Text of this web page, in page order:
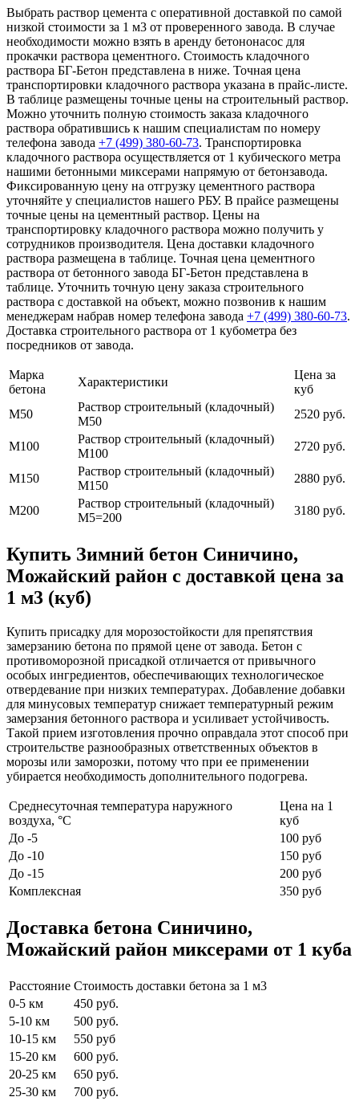
Выбрать раствор цемента с оперативной доставкой по самой
низкой стоимости за 1 м3 от проверенного завода. В случае
необходимости можно взять в аренду бетононасос для
прокачки раствора цементного. Стоимость кладочного
раствора БГ-Бетон представлена в ниже. Точная цена
транспортировки кладочного раствора указана в прайс-листе.
В таблице размещены точные цены на строительный раствор.
Можно уточнить полную стоимость заказа кладочного
раствора обратившись к нашим специалистам по номеру
телефона завода +7 (499) 380-60-73. Транспортировка
кладочного раствора осуществляется от 1 кубического метра
нашими бетонными миксерами напрямую от бетонзавода.
Фиксированную цену на отгрузку цементного раствора
уточняйте у специалистов нашего РБУ. В прайсе размещены
точные цены на цементный раствор. Цены на
транспортировку кладочного раствора можно получить у
сотрудников производителя. Цена доставки кладочного
раствора размещена в таблице. Точная цена цементного
раствора от бетонного завода БГ-Бетон представлена в
таблице. Уточнить точную цену заказа строительного
раствора с доставкой на объект, можно позвонив к нашим
менеджерам набрав номер телефона завода +7 (499) 380-60-73.
Доставка строительного раствора от 1 кубометра без
посредников от завода.
Марка
бетона
Характеристики
Цена за
куб
М50
Раствор строительный (кладочный)
М50
2520 руб.
М100
Раствор строительный (кладочный)
М100
2720 руб.
М150
Раствор строительный (кладочный)
М150
2880 руб.
М200
Раствор строительный (кладочный)
М5=200
3180 руб.
Купить Зимний бетон Синичино,
Можайский район с доставкой цена за
1 м3 (куб)
Купить присадку для морозостойкости для препятствия
замерзанию бетона по прямой цене от завода. Бетон с
противоморозной присадкой отличается от привычного
особых ингредиентов, обеспечивающих технологическое
отвердевание при низких температурах. Добавление добавки
для минусовых температур снижает температурный режим
замерзания бетонного раствора и усиливает устойчивость.
Такой прием изготовления прочно оправдала этот способ при
строительстве разнообразных ответственных объектов в
морозы или заморозки, потому что при ее применении
убирается необходимость дополнительного подогрева.
Среднесуточная температура наружного
воздуха, °C
Цена на 1
куб
До -5
100 руб
До -10
150 руб
До -15
200 руб
Комплексная
350 руб
Доставка бетона Синичино,
Можайский район миксерами от 1 куба
Расстояние Стоимость доставки бетона за 1 м3
0-5 км
450 руб.
5-10 км
500 руб.
10-15 км
550 руб
15-20 км
600 руб.
20-25 км
650 руб.
25-30 км
700 руб.